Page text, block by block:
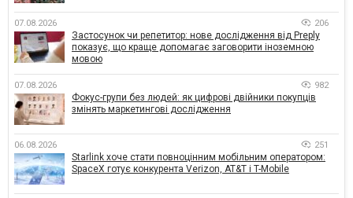
07.08.2026 206
Застосунок чи репетитор: нове дослідження від Preply
показує, що краще допомагає заговорити іноземною
мовою
07.08.2026 982
Фокус-групи без людей: як цифрові двійники покупців
змінять маркетингові дослідження
06.08.2026 251
Starlink хоче стати повноцінним мобільним оператором:
SpaceX готує конкурента Verizon, AT&T і T-Mobile